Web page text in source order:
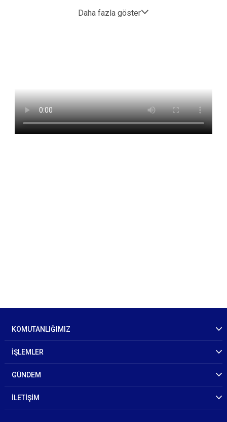
Daha fazla göster
KOMUTANLIĞIMIZ
İŞLEMLER
GÜNDEM
İLETİŞİM